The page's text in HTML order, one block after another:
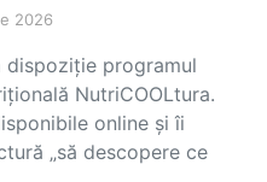
2026
dispoziție programul
NutriCOOLtura.
online și îi
„să descopere ce